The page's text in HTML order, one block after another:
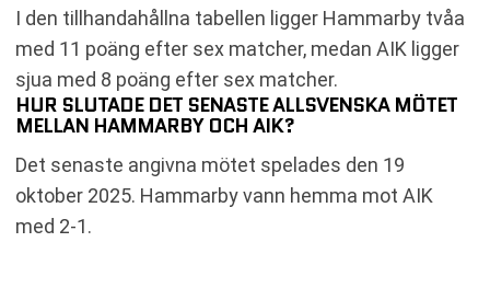
I den tillhandahållna tabellen ligger Hammarby tvåa
med 11 poäng efter sex matcher, medan AIK ligger
sjua med 8 poäng efter sex matcher.
HUR SLUTADE DET SENASTE ALLSVENSKA MÖTET
MELLAN HAMMARBY OCH AIK?
Det senaste angivna mötet spelades den 19
oktober 2025. Hammarby vann hemma mot AIK
med 2-1.